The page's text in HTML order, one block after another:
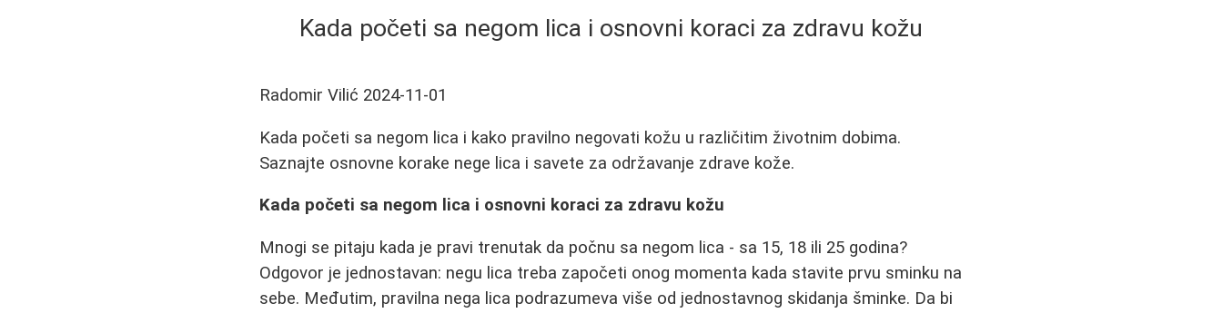
Kada početi sa negom lica i osnovni koraci za zdravu kožu
Radomir Vilić 2024-11-01
Kada početi sa negom lica i kako pravilno negovati kožu u različitim životnim dobima.
Saznajte osnovne korake nege lica i savete za održavanje zdrave kože.
Kada početi sa negom lica i osnovni koraci za zdravu kožu
Mnogi se pitaju kada je pravi trenutak da počnu sa negom lica - sa 15, 18 ili 25 godina?
Odgovor je jednostavan: negu lica treba započeti onog momenta kada stavite prvu sminku na
sebe. Međutim, pravilna nega lica podrazumeva više od jednostavnog skidanja šminke. Da bi